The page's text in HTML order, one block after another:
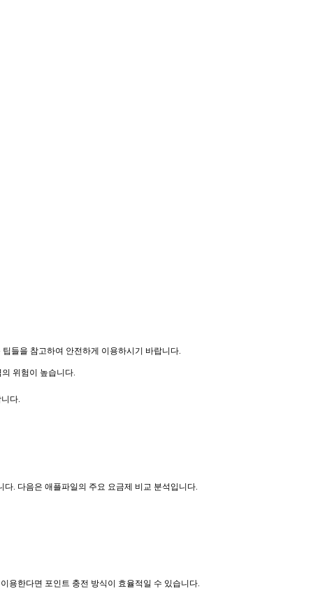
들을 참고하여 안전하게 이용하시기 바랍니다.
위험이 높습니다.
다.
. 다음은 애플파일의 주요 요금제 비교 분석입니다.
용한다면 포인트 충전 방식이 효율적일 수 있습니다.